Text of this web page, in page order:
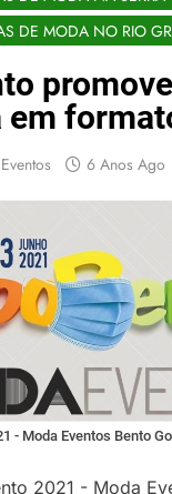
DE MODA NO RIO
em
6 Anos Ago
- Moda Eventos Bento